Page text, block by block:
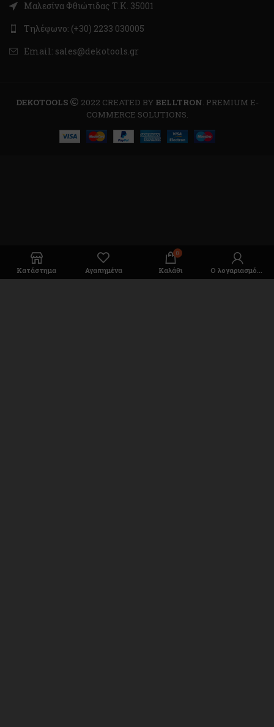
Μαλεσίνα Φθιώτιδας Τ.Κ. 35001
Τηλέφωνο: (+30) 2233 030005
Email: sales@dekotools.gr
DEKOTOOLS 2022 CREATED BY BELLTRON. PREMIUM E-
COMMERCE SOLUTIONS.
Κατάστημα Αγαπημένα
0
Καλάθι Ο λογαριασμός μου